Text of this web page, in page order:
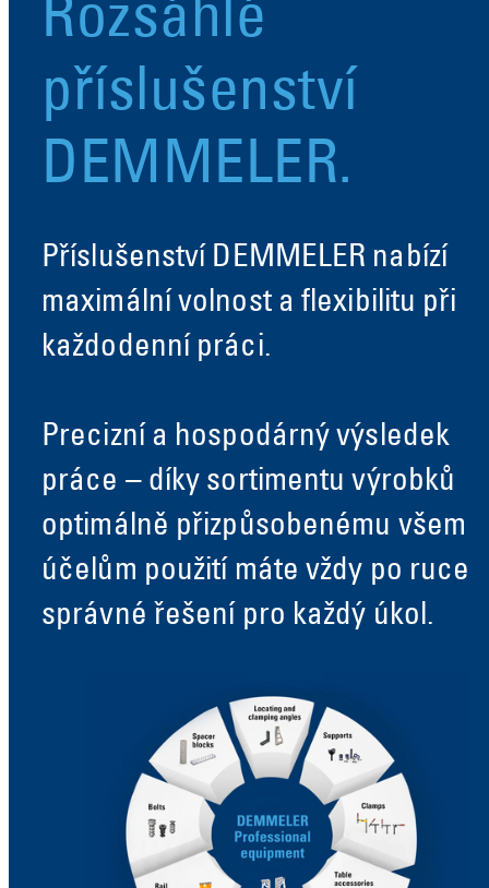
Rozsáhlé
příslušenství
DEMMELER.
Příslušenství DEMMELER nabízí
maximální volnost a flexibilitu při
každodenní práci.
Precizní a hospodárný výsledek
práce – díky sortimentu výrobků
optimálně přizpůsobenému všem
účelům použití máte vždy po ruce
správné řešení pro každý úkol.